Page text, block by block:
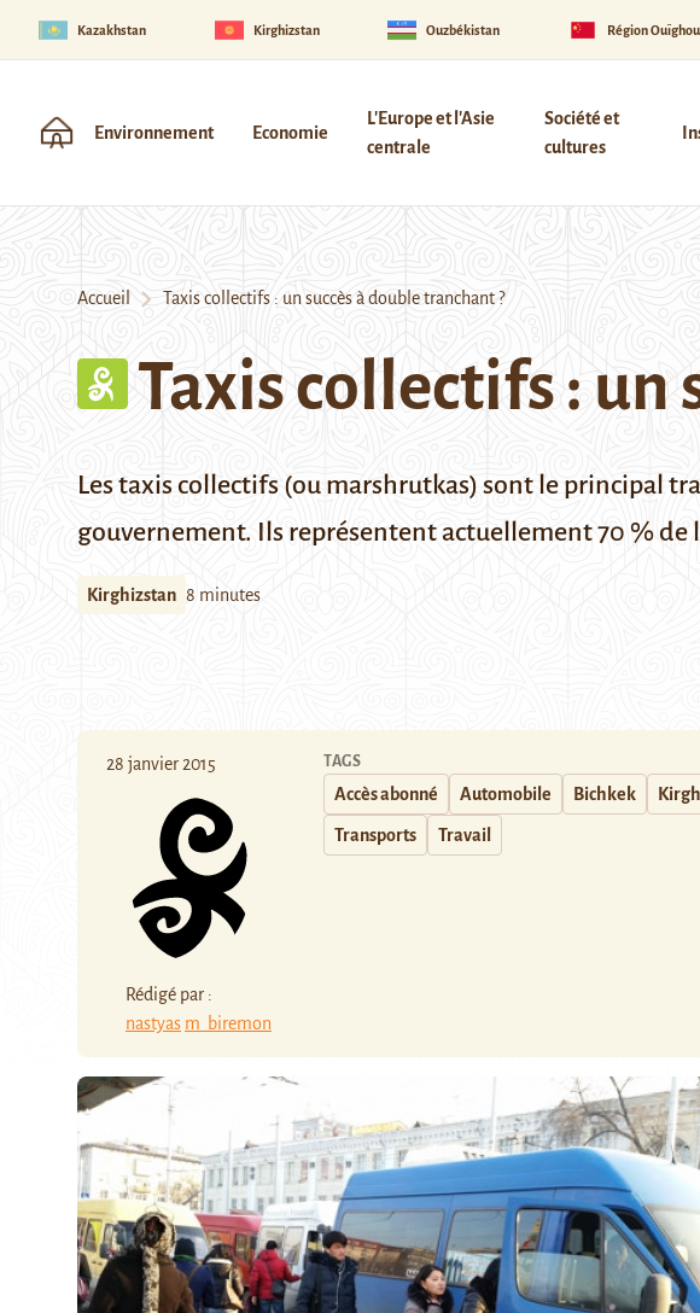
Kazakhstan Kirghizstan Ouzbékistan Région
Environnement Economie
L'Europe et l'Asie
centrale
Société et
cultures
Accueil Taxis collectifs : un succès à double tranchant ?
Taxis collectifs : un
Les taxis collectifs (ou marshrutkas) sont le principal
gouvernement. Ils représentent actuellement 70 %
Kirghizstan 8 minutes
28 janvier 2015
Rédigé par :
nastyas m_biremon
TAGS
Accès abonné Automobile Bichkek
Transports Travail